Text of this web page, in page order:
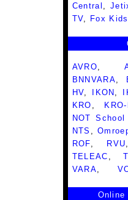
Central
TV
Fox Kids
AVRO,
BNNVARA,
HV, IKON ,
KRO ,
NOT School
NTS ,
ROF, RVU
TELEAC ,
VARA,
Online